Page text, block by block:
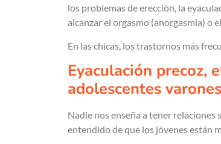
los problemas de erección, la
alcanzar el orgasmo (anorgasmia) o
En las chicas, los trastornos más
Eyaculación precoz,
adolescentes varones
Nadie nos enseña a tener relaciones
entendido de que los jóvenes están